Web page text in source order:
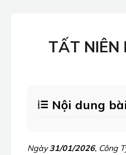
TẤT NIÊN
Nội dung
Ngày31/01/2026, Công